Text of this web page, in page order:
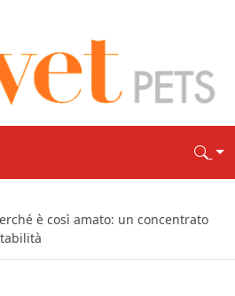
è così amato: un concentrato